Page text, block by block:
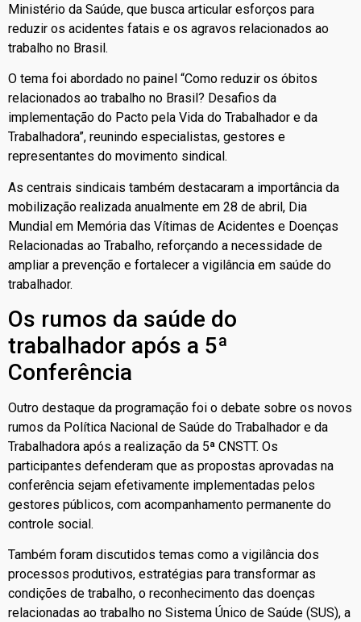
Ministério da Saúde, que busca articular esforços para
reduzir os acidentes fatais e os agravos relacionados ao
trabalho no Brasil.
O tema foi abordado no painel “Como reduzir os óbitos
relacionados ao trabalho no Brasil? Desafios da
implementação do Pacto pela Vida do Trabalhador e da
Trabalhadora”, reunindo especialistas, gestores e
representantes do movimento sindical.
As centrais sindicais também destacaram a importância da
mobilização realizada anualmente em 28 de abril, Dia
Mundial em Memória das Vítimas de Acidentes e Doenças
Relacionadas ao Trabalho, reforçando a necessidade de
ampliar a prevenção e fortalecer a vigilância em saúde do
trabalhador.
Os rumos da saúde do
trabalhador após a 5ª
Conferência
Outro destaque da programação foi o debate sobre os novos
rumos da Política Nacional de Saúde do Trabalhador e da
Trabalhadora após a realização da 5ª CNSTT. Os
participantes defenderam que as propostas aprovadas na
conferência sejam efetivamente implementadas pelos
gestores públicos, com acompanhamento permanente do
controle social.
Também foram discutidos temas como a vigilância dos
processos produtivos, estratégias para transformar as
condições de trabalho, o reconhecimento das doenças
relacionadas ao trabalho no Sistema Único de Saúde (SUS), a